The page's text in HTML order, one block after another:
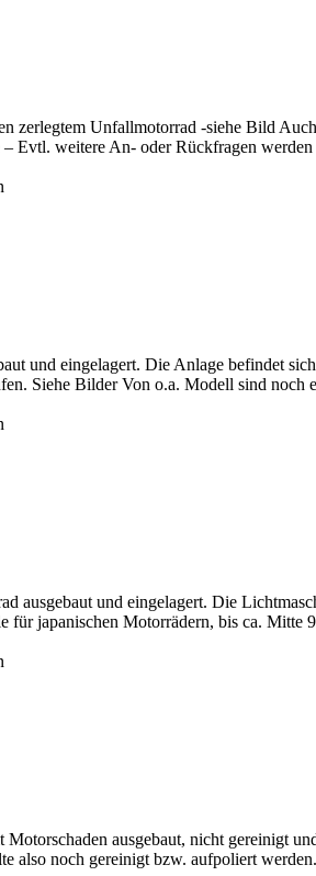
zerlegtem Unfallmotorrad -siehe Bild
Evtl. weitere An- oder Rückfragen
und eingelagert. Die Anlage befindet
Siehe Bilder Von o.a. Modell sind noch
ausgebaut und eingelagert. Die
japanischen Motorrädern, bis ca. Mitte
ausgebaut, nicht gereinigt
also noch gereinigt bzw. aufpoliert